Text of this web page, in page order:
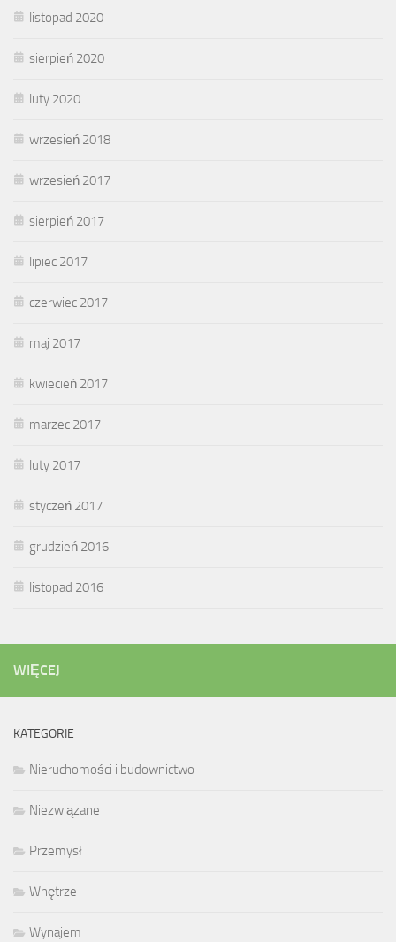
listopad 2020
sierpień 2020
luty 2020
wrzesień 2018
wrzesień 2017
sierpień 2017
lipiec 2017
czerwiec 2017
maj 2017
kwiecień 2017
marzec 2017
luty 2017
styczeń 2017
grudzień 2016
listopad 2016
WIĘCEJ
KATEGORIE
Nieruchomości i budownictwo
Niezwiązane
Przemysł
Wnętrze
Wynajem